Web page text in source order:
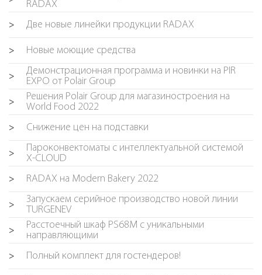
RADAX
> Две новые линейки продукции RADAX
> Новые моющие средства
>
Демонстрационная программа и новинки на PIR
EXPO от Polair Group
>
Решения Polair Group для магазиностроения на
World Food 2022
> Снижение цен на подставки
>
Пароконвектоматы с интеллектуальной системой
X-CLOUD
> RADAX на Modern Bakery 2022
>
Запускаем серийное производство новой линии
TURGENEV
>
Расстоечный шкаф PS68M с уникальными
направляющими
> Полный комплект для гостендеров!